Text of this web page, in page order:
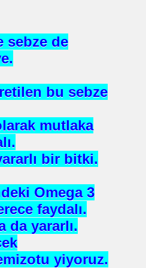
sebze de
bu sebze
mutlaka
bir bitki.
Omega 3
faydalı.
da yararlı.
yiyoruz.
Hutbe Okunan Ülkeler